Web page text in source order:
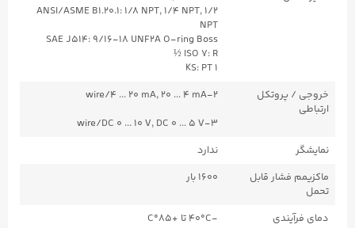
ANSI/ASME B1.20.1: 1/8 NPT, 1/4 NPT, 1/2
NPT
SAE J514: 9/16-18 UNF2A O-ring Boss
ISO 7: R ½
KS: PT 1
خروجی / پروتکل
ارتباطی
2-wire/4 ... 20 mA, 20 ... 4 mA
3-wire/DC 0 ... 10 V, DC 0 ... 5 V
نمایشگر
ندارد
ماکزیمم فشار قابل
تحمل
۱۶۰۰ بار
دمای فرآیندی
-۴۰°C تا +۸۵°C